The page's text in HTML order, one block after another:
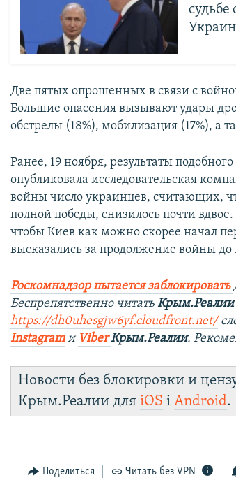
Две пятых опрошенных в связи с
Большие опасения вызывают удары
обстрелы (18%), мобилизация (17%), а
Ранее, 19 ноября, результаты
опубликовала исследовательская
войны число украинцев, считающих,
полной победы, снизилось почти
чтобы Киев как можно скорее начал
высказались за продолжение войны до
Роскомнадзор пытается заблокировать
Беспрепятственно читатьКрым.Реалии
https://dh0uhesgjw6yf.cloudfront.net/
Instagramи Viber Крым.Реалии.
Новости без блокировки и
Крым.Реалии дляiOS іAndroid.
Поделиться Читать без VPN